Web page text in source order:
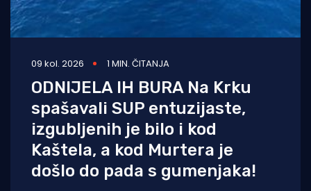
09 kol. 2026 1 MIN. ČITANJA
ODNIJELA IH BURA Na Krku
spašavali SUP entuzijaste,
izgubljenih je bilo i kod
Kaštela, a kod Murtera je
došlo do pada s gumenjaka!